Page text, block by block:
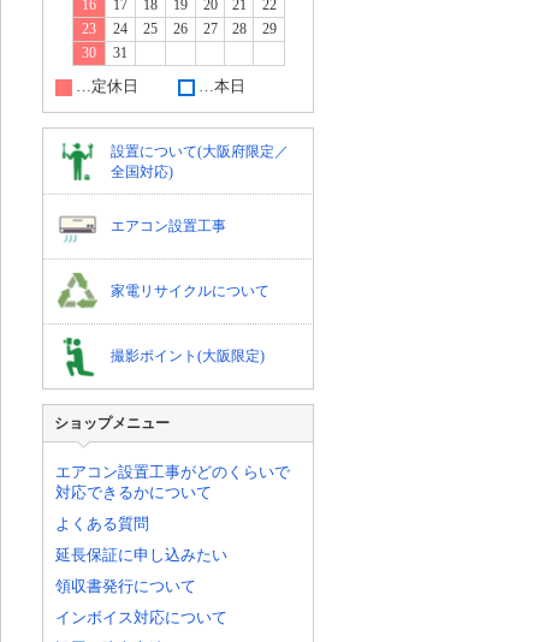
16
17 18 19 20 21
22
23
24 25 26 27 28
29
30
31
…定休日 …本日
設置について(大阪府限定／
全国対応)
エアコン設置工事
家電リサイクルについて
撮影ポイント(大阪限定)
ショップメニュー
エアコン設置工事がどのくらいで
対応できるかについて
よくある質問
延長保証に申し込みたい
領収書発行について
インボイス対応について